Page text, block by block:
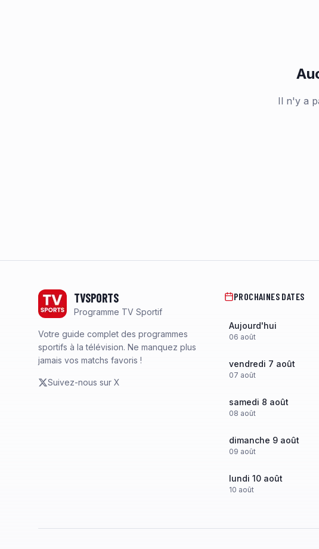
Il n'y a
TVSPORTS
Programme TV Sportif
Votre guide complet des programmes
sportifs à la télévision. Ne manquez plus
jamais vos matchs favoris !
Suivez-nous sur X
PROCHAINES DATES
Aujourd'hui
06 août
vendredi 7 août
07 août
samedi 8 août
08 août
dimanche 9 août
09 août
lundi 10 août
10 août